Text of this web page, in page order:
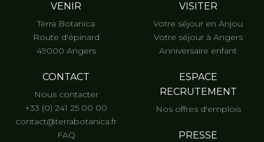
VENIR
Terra Botanica
Route d'épinard
49000 Angers
CONTACT
Nous contacter
+33 (0) 241 25 00 00
contact@terrabotanica.fr
FAQ
VISITER
Votre séjour en Anjou
Votre séjour à Angers
Anniversaire enfant
ESPACE
RECRUTEMENT
Nos offres d'emplois
PRESSE